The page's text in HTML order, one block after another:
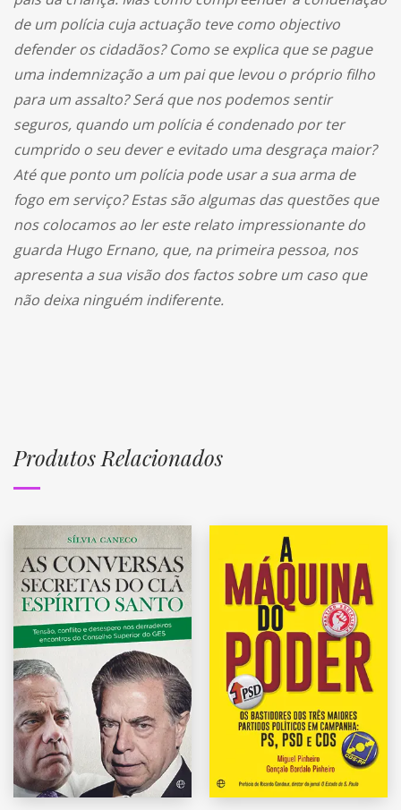
de um polícia cuja actuação teve como objectivo
defender os cidadãos? Como se explica que se pague
uma indemnização a um pai que levou o próprio filho
para um assalto? Será que nos podemos sentir
seguros, quando um polícia é condenado por ter
cumprido o seu dever e evitado uma desgraça maior?
Até que ponto um polícia pode usar a sua arma de
fogo em serviço? Estas são algumas das questões que
nos colocamos ao ler este relato impressionante do
guarda Hugo Ernano, que, na primeira pessoa, nos
apresenta a sua visão dos factos sobre um caso que
não deixa ninguém indiferente.
Produtos Relacionados